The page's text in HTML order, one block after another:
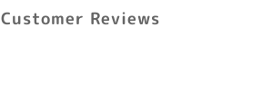
Customer Reviews